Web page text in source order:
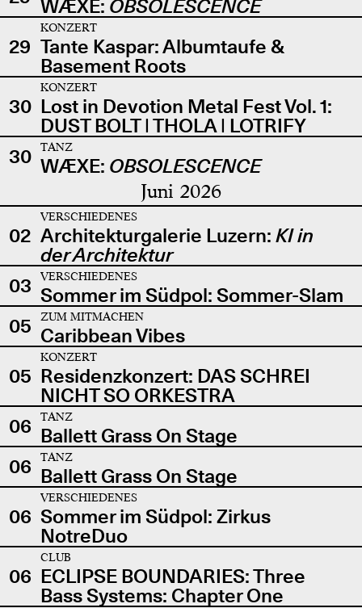
WÆXE: OBSOLESCENCE
29
KONZERT
Tante Kaspar: Albumtaufe &
Basement Roots
30
KONZERT
Lost in Devotion Metal Fest Vol. 1:
DUST BOLT | THOLA | LOTRIFY
30
TANZ
WÆXE: OBSOLESCENCE
Juni 2026
02
VERSCHIEDENES
Architekturgalerie Luzern: KI in
der Architektur
03
VERSCHIEDENES
Sommer im Südpol: Sommer-Slam
05
ZUM MITMACHEN
Caribbean Vibes
05
KONZERT
Residenzkonzert: DAS SCHREI
NICHT SO ORKESTRA
06
TANZ
Ballett Grass On Stage
06
TANZ
Ballett Grass On Stage
06
VERSCHIEDENES
Sommer im Südpol: Zirkus
NotreDuo
06
CLUB
ECLIPSE BOUNDARIES: Three
Bass Systems: Chapter One